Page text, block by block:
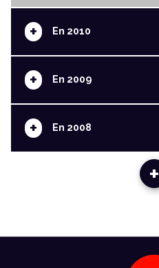
+ En 2010
+ En 2009
+ En 2008
+